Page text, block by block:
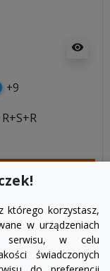
visibility
+9
którego korzystasz,
w urządzeniach
serwisu, w celu
świadczonych